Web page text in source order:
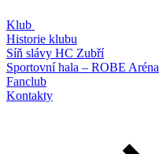
Klub
Historie klubu
Síň slávy HC Zubří
Sportovní hala – ROBE Aréna
Fanclub
Kontakty